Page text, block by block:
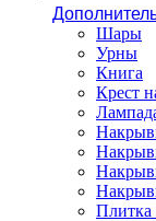
Шары
Урны
Книга
Крест
Плитка